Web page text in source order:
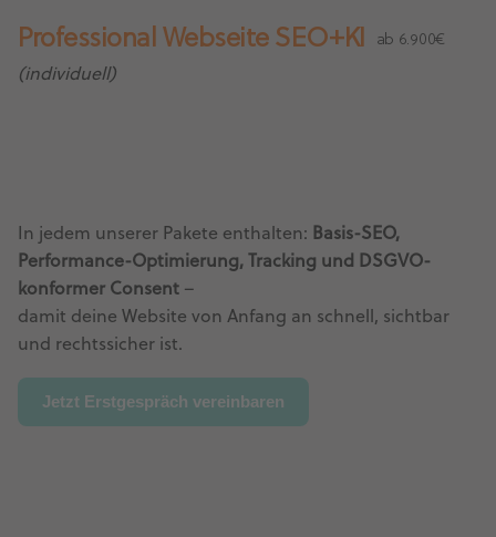
Professional Webseite SEO+KI ab 6.900€
(individuell)
In jedem unserer Pakete enthalten: Basis-SEO,
Performance-Optimierung, Tracking und DSGVO-
konformer Consent –
damit deine Website von Anfang an schnell, sichtbar
und rechtssicher ist.
Jetzt Erstgespräch vereinbaren